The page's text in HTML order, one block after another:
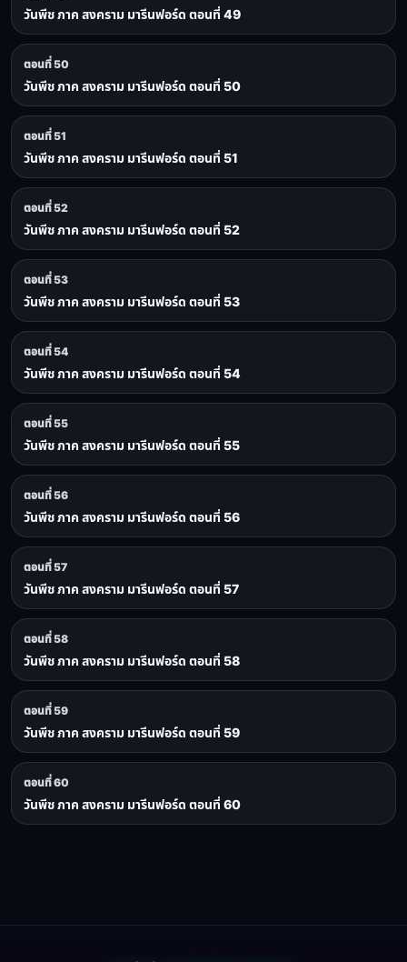
วันพีช ภาค สงคราม มารีนฟอร์ด ตอนที่ 49
ตอนที่ 50
วันพีช ภาค สงคราม มารีนฟอร์ด ตอนที่ 50
ตอนที่ 51
วันพีช ภาค สงคราม มารีนฟอร์ด ตอนที่ 51
ตอนที่ 52
วันพีช ภาค สงคราม มารีนฟอร์ด ตอนที่ 52
ตอนที่ 53
วันพีช ภาค สงคราม มารีนฟอร์ด ตอนที่ 53
ตอนที่ 54
วันพีช ภาค สงคราม มารีนฟอร์ด ตอนที่ 54
ตอนที่ 55
วันพีช ภาค สงคราม มารีนฟอร์ด ตอนที่ 55
ตอนที่ 56
วันพีช ภาค สงคราม มารีนฟอร์ด ตอนที่ 56
ตอนที่ 57
วันพีช ภาค สงคราม มารีนฟอร์ด ตอนที่ 57
ตอนที่ 58
วันพีช ภาค สงคราม มารีนฟอร์ด ตอนที่ 58
ตอนที่ 59
วันพีช ภาค สงคราม มารีนฟอร์ด ตอนที่ 59
ตอนที่ 60
วันพีช ภาค สงคราม มารีนฟอร์ด ตอนที่ 60